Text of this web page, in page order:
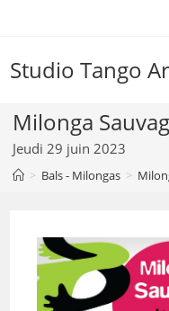
Studio Tango
Milonga
Jeudi 29 juin 2023
> Bals - Milongas >